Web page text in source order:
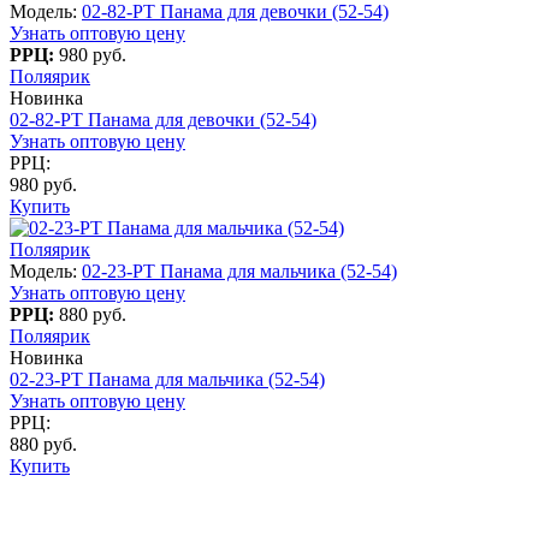
Модель: 02-82-PT Панама для девочки (52-54)
Узнать оптовую цену
РРЦ: 980 руб.
Поляярик
Новинка
02-82-PT Панама для девочки (52-54)
Узнать оптовую цену
РРЦ:
980 руб.
Купить
Поляярик
Модель: 02-23-PT Панама для мальчика (52-54)
Узнать оптовую цену
РРЦ: 880 руб.
Поляярик
Новинка
02-23-PT Панама для мальчика (52-54)
Узнать оптовую цену
РРЦ:
880 руб.
Купить